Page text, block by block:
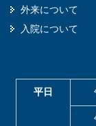
外来について
入院について
平日